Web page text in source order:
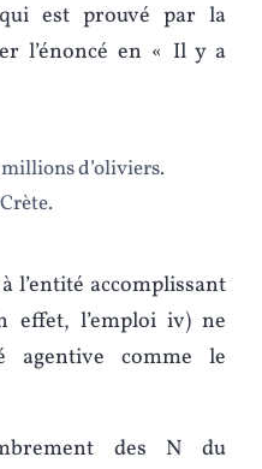
est prouvé par la
l’énoncé en « Il y a
millions d’oliviers.
l’entité accomplissant
effet, l’emploi iv) ne
agentive comme le
des N du